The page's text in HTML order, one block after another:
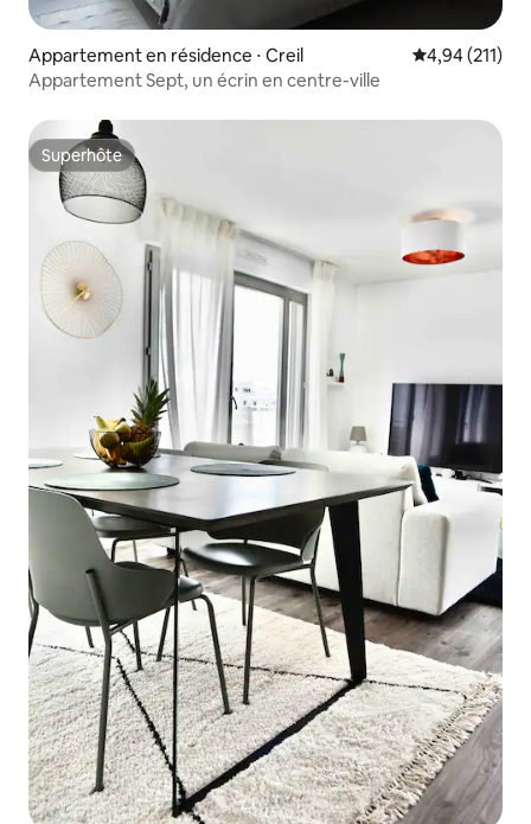
Appartement en résidence ⋅ Creil Évaluation
4,94 (211)
Appartement Sept, un écrin en centre-ville
Superhôte
Superhôte